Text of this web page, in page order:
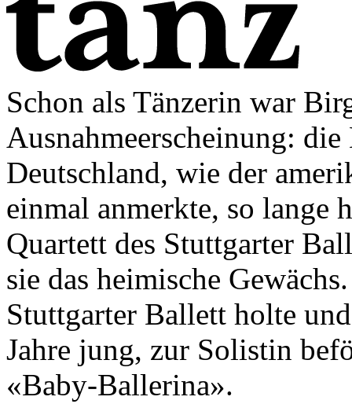
Schon als Tänzerin war
Ausnahmeerscheinung:
Deutschland, wie der
einmal anmerkte, so lange
Quartett des Stuttgarter
sie das heimische
Stuttgarter Ballett holte
Jahre jung, zur Solistin
«Baby-Ballerina».